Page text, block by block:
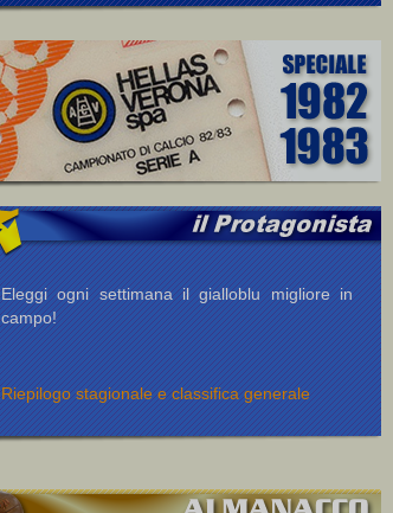
Eleggi ogni settimana il gialloblu migliore in
campo!
Riepilogo stagionale e classifica generale